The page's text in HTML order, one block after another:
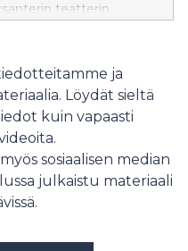
teatterin
ja
Löydät sieltä
kuin vapaasti
sosiaalisen median
julkaistu materiaali